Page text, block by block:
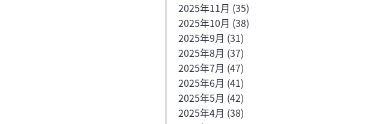
2025年11月 (35)
2025年10月 (38)
2025年9月 (31)
2025年8月 (37)
2025年7月 (47)
2025年6月 (41)
2025年5月 (42)
2025年4月 (38)